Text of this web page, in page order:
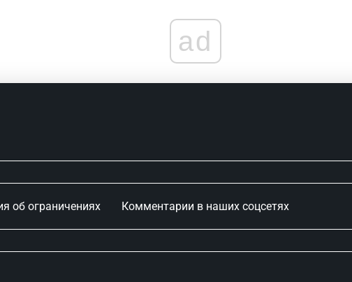
ad
об ограничениях Комментарии в наших соцсетях